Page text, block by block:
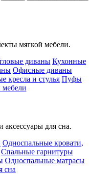
мягкой мебели.
диваны Кухонные
Офисные диваны
кресла и стулья Пуфы
для сна.
Односпальные кровати,
Спальные гарнитуры
Односпальные матрасы
сна